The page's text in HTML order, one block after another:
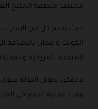
مختلف منطقة الخليج
حيث يدعم كل من الإمارات
الكويت و عمان بالاضافة
المتحدة الأمريكية
لا يمكن تحويل الدولة
وقت عملية الدفع في